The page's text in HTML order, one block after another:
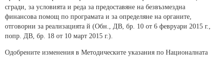
сгради, за условията и реда за предоставяне на безвъзмездна
финансова помощ по програмата и за определяне на органите,
отговорни за реализацията й (Обн., ДВ, бр. 10 от 6 февруари 2015 г.,
попр. ДВ, бр. 18 от 10 март 2015 г.).
Одобрените изменения в Методическите указания по Националната